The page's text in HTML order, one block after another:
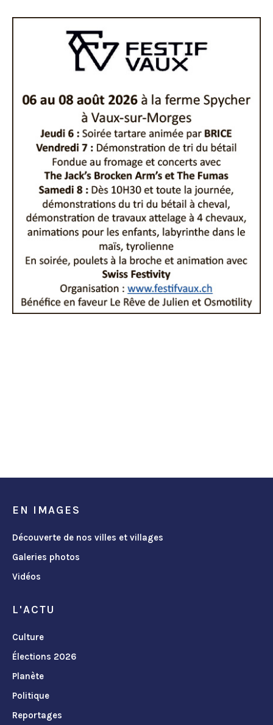
EN IMAGES
Découverte de nos villes et villages
Galeries photos
Vidéos
L'ACTU
Culture
Élections 2026
Planète
Politique
Reportages